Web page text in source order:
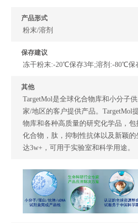
产品形式
粉末/溶剂
保存建议
冻干粉末:-20℃保存3年;溶剂:-80℃保
其他
TargetMol是全球化合物库和小分子
家/地区的客户提供产品。TargetMol
物库和各种高质量的研究化学品，
化合物，肽，抑制性抗体以及新颖
达3w+，可用于实验室和科学用途。